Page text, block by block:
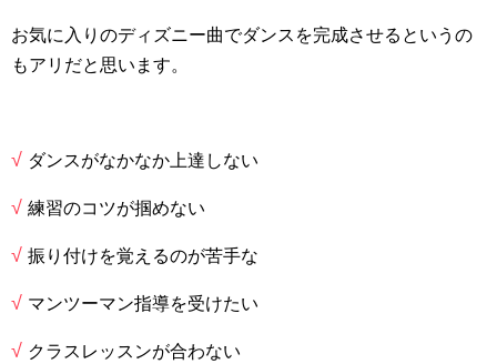
お気に入りのディズニー曲でダンスを完成させるというの
もアリだと思います。
√ ダンスがなかなか上達しない
√ 練習のコツが掴めない
√ 振り付けを覚えるのが苦手な
√ マンツーマン指導を受けたい
√ クラスレッスンが合わない